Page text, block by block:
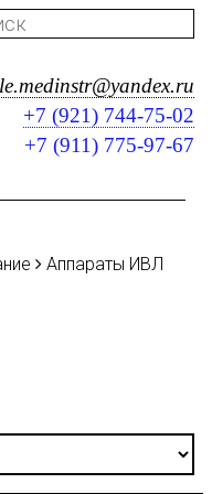
+7 (921) 744-75-02
+7 (911) 775-97-67
Аппараты ИВЛ